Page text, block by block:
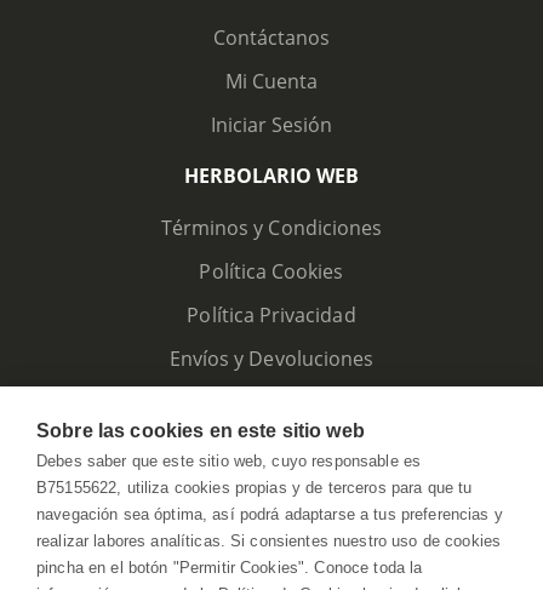
Contáctanos
Mi Cuenta
Iniciar Sesión
HERBOLARIO WEB
Términos y Condiciones
Política Cookies
Política Privacidad
Envíos y Devoluciones
Sobre las cookies en este sitio web
Debes saber que este sitio web, cuyo responsable es
B75155622, utiliza cookies propias y de terceros para que tu
navegación sea óptima, así podrá adaptarse a tus preferencias y
realizar labores analíticas. Si consientes nuestro uso de cookies
pincha en el botón "Permitir Cookies". Conoce toda la